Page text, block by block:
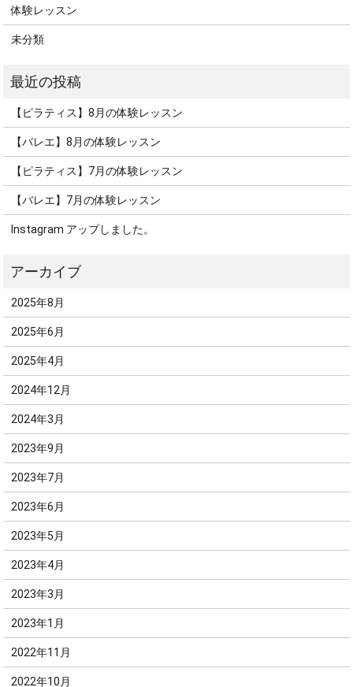
体験レッスン
未分類
【ピラティス】8月の体験レッスン
【バレエ】8月の体験レッスン
【ピラティス】7月の体験レッスン
【バレエ】7月の体験レッスン
Instagram アップしました。
2025年8月
2025年6月
2025年4月
2024年12月
2024年3月
2023年9月
2023年7月
2023年6月
2023年5月
2023年4月
2023年3月
2023年1月
2022年11月
2022年10月